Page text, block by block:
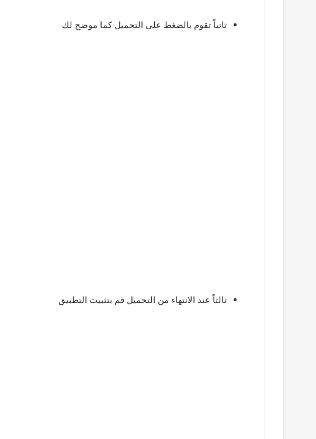
ثانياً تقوم بالضغط علي التحميل كما موضح لك
ثالثاً عند الانتهاء من التحميل قم بتثبيت التطبيق